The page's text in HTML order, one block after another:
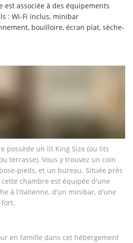
associée à des équipements
: Wi-Fi inclus, minibar
bouilloire, écran plat, sèche-
possède un lit King Size (ou lits
terrasse). Vous y trouvez un coin
pieds, et un bureau. Située près
chambre est équipée d'une
à l'italienne, d'un minibar, d'une
en famille dans cet hébergement